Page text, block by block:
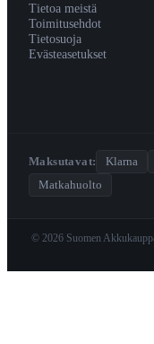
Tietoa meistä
Toimitusehdot
Tietosuoja
Evästeasetukset
Maksutavat: Klarna
Matkahuolto
© 2026 Suomen